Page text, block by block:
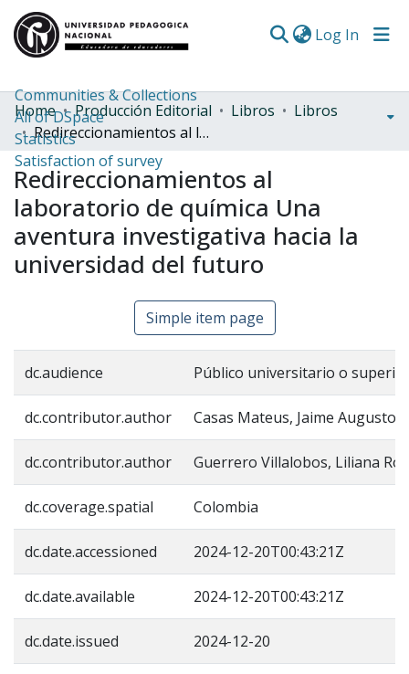
Log In
Communities & Collections
All of DSpace
Statistics
Satisfaction of survey
Home Producción Editorial Libros
Libros
Redireccionamientos al laboratorio de química Una aventura investigativa hacia la universidad del futuro
Redireccionamientos al
laboratorio de química Una
aventura investigativa hacia la
universidad del futuro
Simple item page
dc.audience Público universitario o
dc.contributor.author Casas Mateus, Jaime Augusto
dc.contributor.author Guerrero Villalobos, Liliana
dc.coverage.spatial Colombia
dc.date.accessioned 2024-12-20T00:43:21Z
dc.date.available 2024-12-20T00:43:21Z
dc.date.issued 2024-12-20